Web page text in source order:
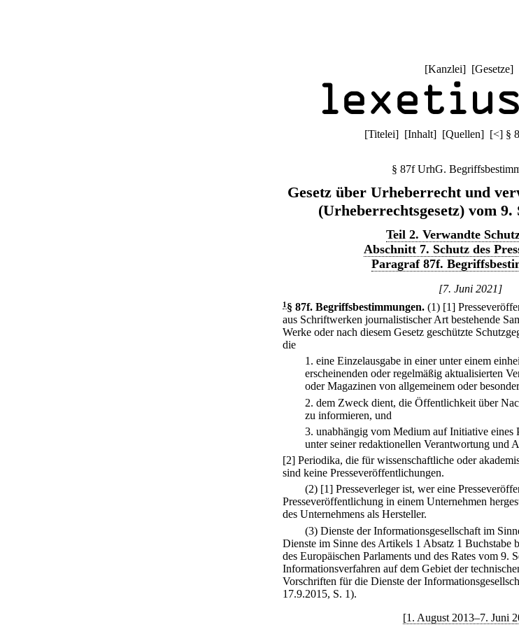
[Kanzlei] [Gesetze]
[Titelei] [Inhalt] [Quellen] [<] §
§ 87f UrhG.
Gesetz über Urheberrecht und
(Urheberrechtsgesetz) vom 9.
Teil 2. Verwandte
Abschnitt 7. Schutz des
Paragraf 87f.
[7. Juni 2021]
1 § 87f. Begriffsbestimmungen. (1) [1]
aus Schriftwerken journalistischer Art bestehende
Werke oder nach diesem Gesetz geschützte
die
1. eine Einzelausgabe in einer unter einem
erscheinenden oder regelmäßig aktualisierten
oder Magazinen von allgemeinem oder
2. dem Zweck dient, die Öffentlichkeit über
zu informieren, und
3. unabhängig vom Medium auf Initiative eines
unter seiner redaktionellen Verantwortung und
[2] Periodika, die für wissenschaftliche oder
sind keine Presseveröffentlichungen.
(2) [1] Presseverleger ist, wer eine
Presseveröffentlichung in einem Unternehmen
des Unternehmens als Hersteller.
(3) Dienste der Informationsgesellschaft im
Dienste im Sinne des Artikels 1 Absatz 1
des Europäischen Parlaments und des Rates vom 9.
Informationsverfahren auf dem Gebiet der
Vorschriften für die Dienste der
17.9.2015, S. 1).
[1. August 2013–7. Juni